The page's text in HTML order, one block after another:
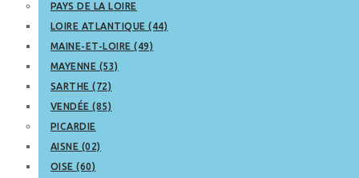
PAYS DE LA LOIRE
LOIRE ATLANTIQUE (44)
MAINE-ET-LOIRE (49)
MAYENNE (53)
SARTHE (72)
VENDÉE (85)
PICARDIE
AISNE (02)
OISE (60)